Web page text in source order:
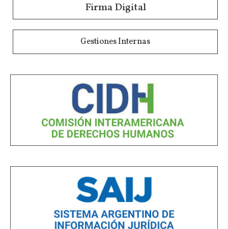
Firma Digital
Gestiones Internas